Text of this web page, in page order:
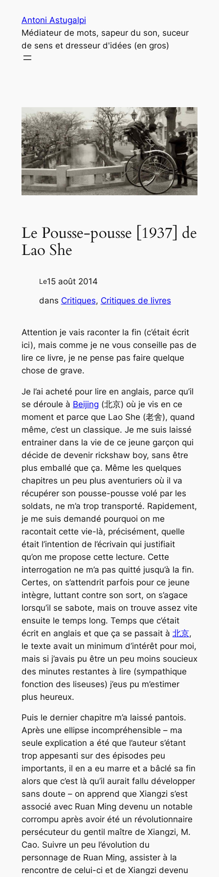
contenu
Antoni Astugalpi
Médiateur de mots, sapeur du son, suceur
de sens et dresseur d'idées (en gros)
Le Pousse-pousse [1937] de
Lao She
Le15 août 2014
dans Critiques, Critiques de livres
Attention je vais raconter la fin (c’était écrit
ici), mais comme je ne vous conseille pas de
lire ce livre, je ne pense pas faire quelque
chose de grave.
Je l’ai acheté pour lire en anglais, parce qu’il
se déroule à Beijing (北京) où je vis en ce
moment et parce que Lao She (老舍), quand
même, c’est un classique. Je me suis laissé
entrainer dans la vie de ce jeune garçon qui
décide de devenir rickshaw boy, sans être
plus emballé que ça. Même les quelques
chapitres un peu plus aventuriers où il va
récupérer son pousse-pousse volé par les
soldats, ne m’a trop transporté. Rapidement,
je me suis demandé pourquoi on me
racontait cette vie-là, précisément, quelle
était l’intention de l’écrivain qui justifiait
qu’on me propose cette lecture. Cette
interrogation ne m’a pas quitté jusqu’à la fin.
Certes, on s’attendrit parfois pour ce jeune
intègre, luttant contre son sort, on s’agace
lorsqu’il se sabote, mais on trouve assez vite
ensuite le temps long. Temps que c’était
écrit en anglais et que ça se passait à 北京,
le texte avait un minimum d’intérêt pour moi,
mais si j’avais pu être un peu moins soucieux
des minutes restantes à lire (sympathique
fonction des liseuses) j’eus pu m’estimer
plus heureux.
Puis le dernier chapitre m’a laissé pantois.
Après une ellipse incompréhensible – ma
seule explication a été que l’auteur s’étant
trop appesanti sur des épisodes peu
importants, il en a eu marre et a bâclé sa fin
alors que c’est là qu’il aurait fallu développer
sans doute – on apprend que Xiangzi s’est
associé avec Ruan Ming devenu un notable
corrompu après avoir été un révolutionnaire
persécuteur du gentil maître de Xiangzi, M.
Cao. Suivre un peu l’évolution du
personnage de Ruan Ming, assister à la
rencontre de celui-ci et de Xiangzi devenu